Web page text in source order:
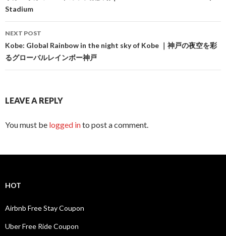
Stadium
NEXT POST
Kobe: Global Rainbow in the night sky of Kobe ｜神戸の夜空を彩
るグローバルレインボー神戸
LEAVE A REPLY
You must be logged into post a comment.
HOT
Airbnb Free Stay Coupon
Uber Free Ride Coupon